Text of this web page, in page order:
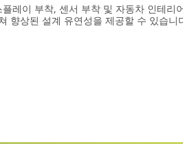
레이 부착, 센서 부착 및 자동차 인테리
향상된 설계 유연성을 제공할 수 있습니